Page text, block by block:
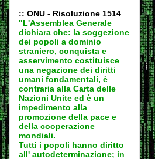
:: ONU - Risoluzione 1514
"L'Assemblea Generale
dichiara che: la soggezione
dei popoli a dominio
straniero, conquista e
asservimento costituisce
una negazione dei diritti
umani fondamentali, è
contraria alla Carta delle
Nazioni Unite ed è un
impedimento alla
promozione della pace e
della cooperazione
mondiali.
Tutti i popoli hanno diritto
all' autodeterminazione; in